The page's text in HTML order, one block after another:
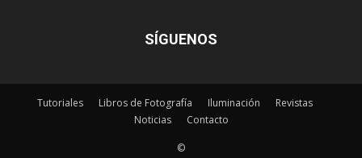
SÍGUENOS
Tutoriales Libros de Fotografía Iluminación
Revistas
Noticias
Contacto
©